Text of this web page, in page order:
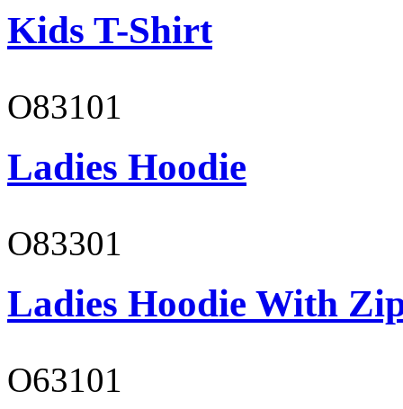
Kids T-Shirt
O83101
Ladies Hoodie
O83301
Ladies Hoodie With
O63101